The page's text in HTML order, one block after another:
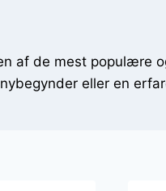
af de mest populære
eller en